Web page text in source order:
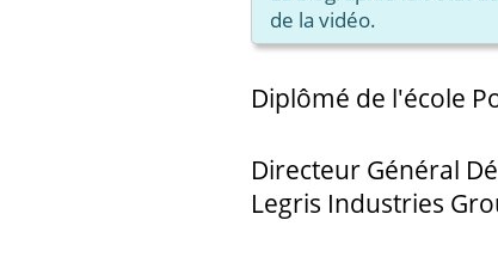
de la vidéo.
Diplômé de l'école
Directeur Général
Legris Industries